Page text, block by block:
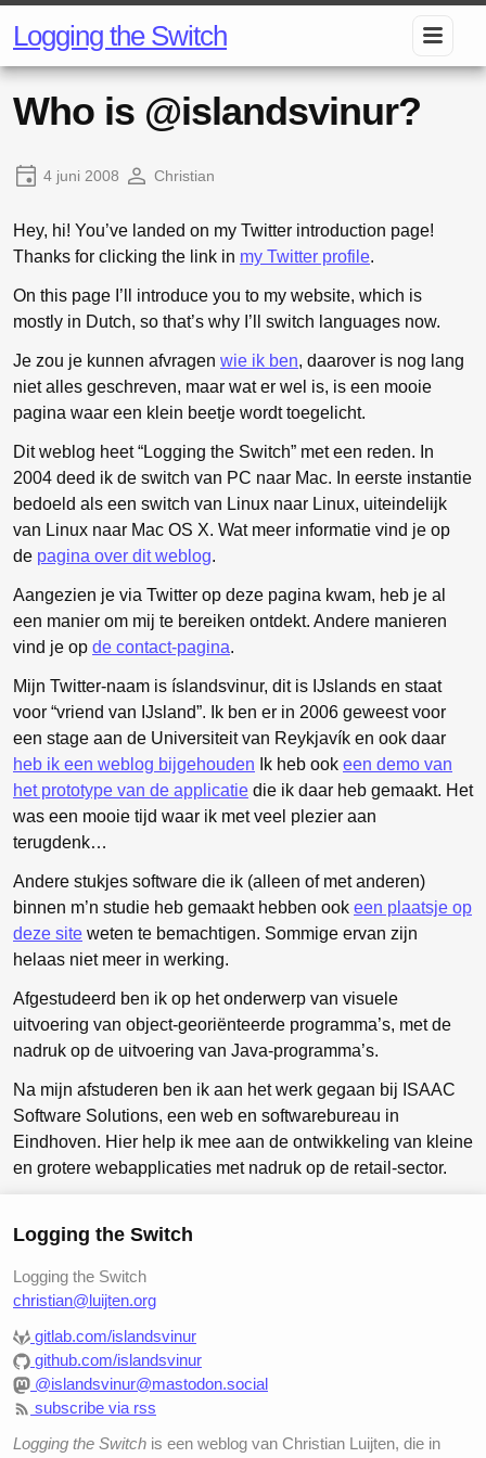
Logging the Switch
Who is @islandsvinur?
4 juni 2008 Christian
Hey, hi! You’ve landed on my Twitter introduction page!
Thanks for clicking the link in my Twitter profile.
On this page I’ll introduce you to my website, which is
mostly in Dutch, so that’s why I’ll switch languages now.
Je zou je kunnen afvragen wie ik ben, daarover is nog lang
niet alles geschreven, maar wat er wel is, is een mooie
pagina waar een klein beetje wordt toegelicht.
Dit weblog heet “Logging the Switch” met een reden. In
2004 deed ik de switch van PC naar Mac. In eerste instantie
bedoeld als een switch van Linux naar Linux, uiteindelijk
van Linux naar Mac OS X. Wat meer informatie vind je op
de pagina over dit weblog.
Aangezien je via Twitter op deze pagina kwam, heb je al
een manier om mij te bereiken ontdekt. Andere manieren
vind je op de contact-pagina.
Mijn Twitter-naam is íslandsvinur, dit is IJslands en staat
voor “vriend van IJsland”. Ik ben er in 2006 geweest voor
een stage aan de Universiteit van Reykjavík en ook daar
heb ik een weblog bijgehouden Ik heb ook een demo van
het prototype van de applicatie die ik daar heb gemaakt. Het
was een mooie tijd waar ik met veel plezier aan
terugdenk…
Andere stukjes software die ik (alleen of met anderen)
binnen m’n studie heb gemaakt hebben ook een plaatsje op
deze site weten te bemachtigen. Sommige ervan zijn
helaas niet meer in werking.
Afgestudeerd ben ik op het onderwerp van visuele
uitvoering van object-georiënteerde programma’s, met de
nadruk op de uitvoering van Java-programma’s.
Na mijn afstuderen ben ik aan het werk gegaan bij ISAAC
Software Solutions, een web en softwarebureau in
Eindhoven. Hier help ik mee aan de ontwikkeling van kleine
en grotere webapplicaties met nadruk op de retail-sector.
Logging the Switch
Logging the Switch
christian@luijten.org
gitlab.com/islandsvinur
github.com/islandsvinur
@islandsvinur@mastodon.social
subscribe via rss
Logging the Switch is een weblog van Christian Luijten, die in